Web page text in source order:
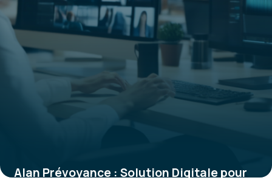
Alan Prévoyance : Solution Digitale pour